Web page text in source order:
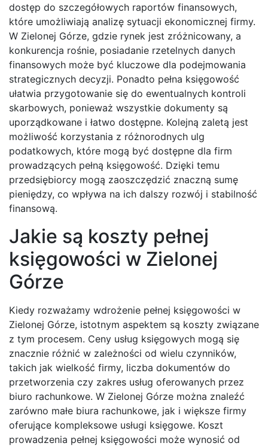
dostęp do szczegółowych raportów finansowych,
które umożliwiają analizę sytuacji ekonomicznej firmy.
W Zielonej Górze, gdzie rynek jest zróżnicowany, a
konkurencja rośnie, posiadanie rzetelnych danych
finansowych może być kluczowe dla podejmowania
strategicznych decyzji. Ponadto pełna księgowość
ułatwia przygotowanie się do ewentualnych kontroli
skarbowych, ponieważ wszystkie dokumenty są
uporządkowane i łatwo dostępne. Kolejną zaletą jest
możliwość korzystania z różnorodnych ulg
podatkowych, które mogą być dostępne dla firm
prowadzących pełną księgowość. Dzięki temu
przedsiębiorcy mogą zaoszczędzić znaczną sumę
pieniędzy, co wpływa na ich dalszy rozwój i stabilność
finansową.
Jakie są koszty pełnej
księgowości w Zielonej
Górze
Kiedy rozważamy wdrożenie pełnej księgowości w
Zielonej Górze, istotnym aspektem są koszty związane
z tym procesem. Ceny usług księgowych mogą się
znacznie różnić w zależności od wielu czynników,
takich jak wielkość firmy, liczba dokumentów do
przetworzenia czy zakres usług oferowanych przez
biuro rachunkowe. W Zielonej Górze można znaleźć
zarówno małe biura rachunkowe, jak i większe firmy
oferujące kompleksowe usługi księgowe. Koszt
prowadzenia pełnej księgowości może wynosić od